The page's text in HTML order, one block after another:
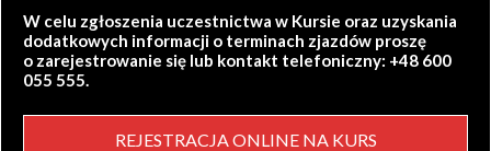
W celu zgłoszenia uczestnictwa w Kursie oraz uzyskania
dodatkowych informacji o terminach zjazdów proszę
o zarejestrowanie się lub kontakt telefoniczny: +48 600
055 555.
REJESTRACJA ONLINE NA KURS